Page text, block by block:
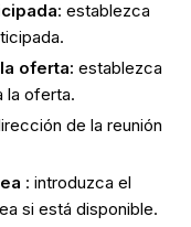
: establezca
oferta: establezca
la oferta.
de la reunión
: introduzca el
si está disponible.